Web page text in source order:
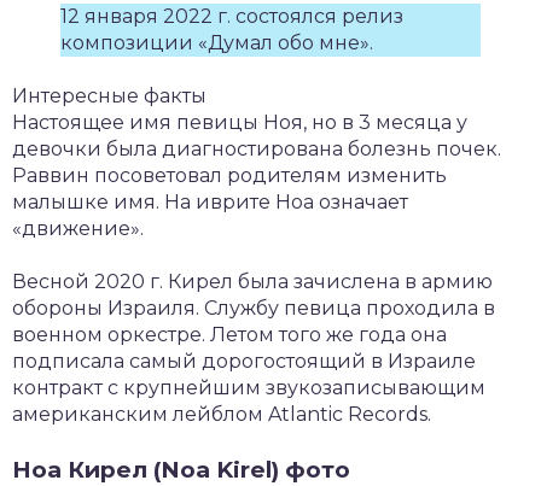
12 января 2022 г. состоялся релиз
композиции «Думал обо мне».
Интересные факты
Настоящее имя певицы Ноя, но в 3 месяца у
девочки была диагностирована болезнь почек.
Раввин посоветовал родителям изменить
малышке имя. На иврите Ноа означает
«движение».
Весной 2020 г. Кирел была зачислена в армию
обороны Израиля. Службу певица проходила в
военном оркестре. Летом того же года она
подписала самый дорогостоящий в Израиле
контракт с крупнейшим звукозаписывающим
американским лейблом Atlantic Records.
Ноа Кирел (Noa Kirel) фото